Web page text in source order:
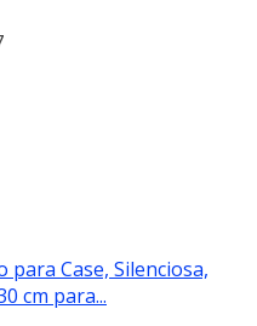
para Case, Silenciosa,
cm para...